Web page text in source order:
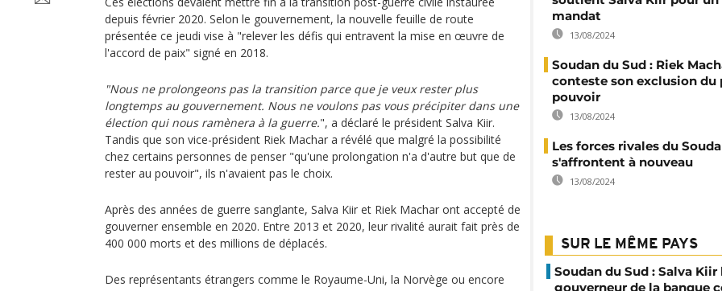
depuis février 2020. Selon le gouvernement, la nouvelle feuille de route
présentée ce jeudi vise à "relever les défis qui entravent la mise en œuvre de
l'accord de paix" signé en 2018.
"Nous ne prolongeons pas la transition parce que je veux rester plus
longtemps au gouvernement. Nous ne voulons pas vous précipiter dans une
élection qui nous ramènera à la guerre.", a déclaré le président Salva Kiir.
Tandis que son vice-président Riek Machar a révélé que malgré la possibilité
chez certains personnes de penser "qu'une prolongation n'a d'autre but que de
rester au pouvoir", ils n'avaient pas le choix.
Après des années de guerre sanglante, Salva Kiir et Riek Machar ont accepté de
gouverner ensemble en 2020. Entre 2013 et 2020, leur rivalité aurait fait près de
400 000 morts et des millions de déplacés.
Des représentants étrangers comme le Royaume-Uni, la Norvège ou encore
mandat
13/08/2024
Soudan du Sud : Riek
conteste son exclusion du
pouvoir
13/08/2024
Les forces rivales du
s'affrontent à nouveau
13/08/2024
SUR LE MÊME PAYS
Soudan du Sud : Salva
gouverneur de la banque